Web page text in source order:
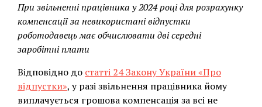
При звільненні працівника у 2024 році для розрахунку
компенсації за невикористані відпустки
роботодавець має обчислювати дві середні
заробітні плати
Відповідно до статті 24 Закону України «Про
відпустки», у разі звільнення працівника йому
виплачується грошова компенсація за всі не